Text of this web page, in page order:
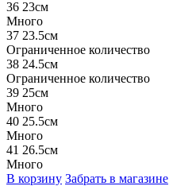
36 23см
Много
37 23.5см
Ограниченное количество
38 24.5см
Ограниченное количество
39 25см
Много
40 25.5см
Много
41 26.5см
Много
В корзину Забрать в магазине